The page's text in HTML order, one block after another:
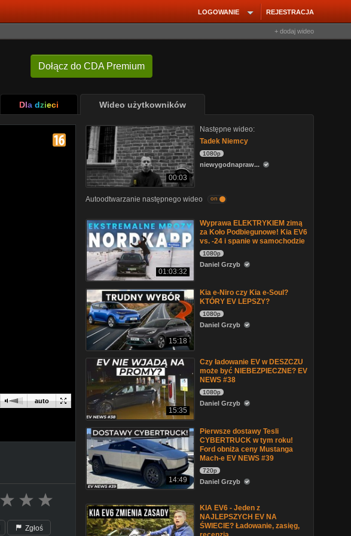
REJESTRACJA
LOGOWANIE
+ dodaj wideo
Dołącz do CDA Premium
Dla dzieci Wideo użytkowników
auto
Zgłoś
00:03
Następne wideo:
Tadek Niemcy
1080p
niewygodnapraw...
Autoodtwarzanie następnego wideo on
01:03:32
Wyprawa ELEKTRYKIEM zimą
za Koło Podbiegunowe! Kia EV6
vs. -24 i spanie w samochodzie
1080p
Daniel Grzyb
15:18
Kia e-Niro czy Kia e-Soul?
KTÓRY EV LEPSZY?
1080p
Daniel Grzyb
15:35
Czy ładowanie EV w DESZCZU
może być NIEBEZPIECZNE? EV
NEWS #38
1080p
Daniel Grzyb
14:49
Pierwsze dostawy Tesli
CYBERTRUCK w tym roku!
Ford obniża ceny Mustanga
Mach-e EV NEWS #39
720p
Daniel Grzyb
KIA EV6 - Jeden z
NAJLEPSZYCH EV NA
ŚWIECIE? Ładowanie, zasięg,